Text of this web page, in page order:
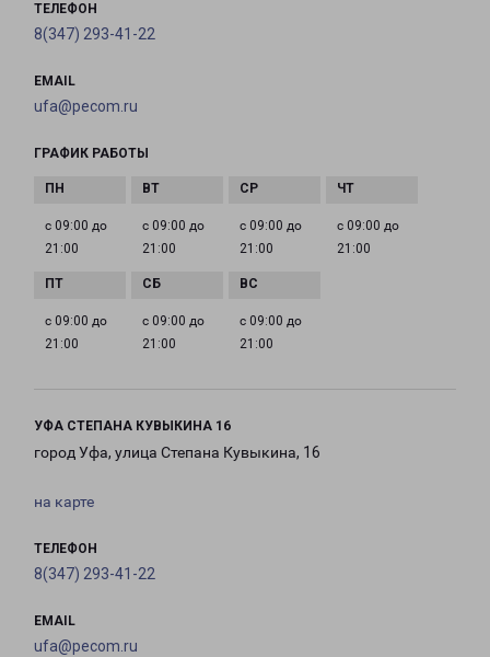
ТЕЛЕФОН
8(347) 293-41-22
EMAIL
ufa@pecom.ru
ГРАФИК РАБОТЫ
с 09:00 до
21:00
с 09:00 до
21:00
с 09:00 до
21:00
с 09:00 до
21:00
с 09:00 до
21:00
с 09:00 до
21:00
с 09:00 до
21:00
УФА СТЕПАНА КУВЫКИНА 16
город Уфа, улица Степана Кувыкина, 16
на карте
ТЕЛЕФОН
8(347) 293-41-22
EMAIL
ufa@pecom.ru